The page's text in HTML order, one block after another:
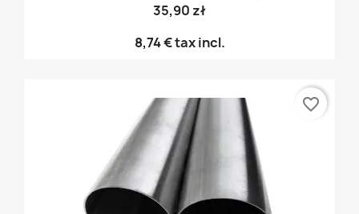
35,90 zł
8,74 €tax incl.
favorite_border